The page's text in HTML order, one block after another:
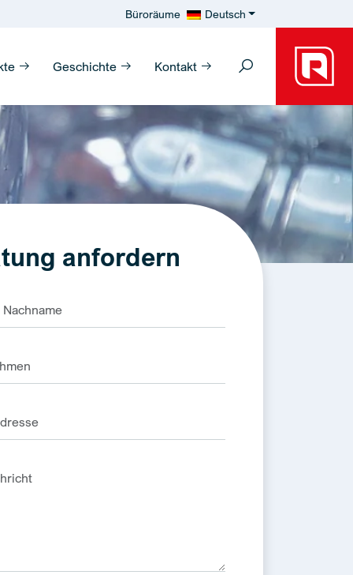
Büroräume Deutsch
Geschichte Kontakt
anfordern